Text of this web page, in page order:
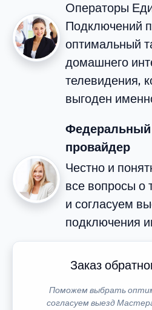
Операторы
Подключений
оптимальный
домашнего
телевидения,
выгоден
Федеральный
провайдер
Честно и
все вопросы о
и согласуем
подключения
Заказ
Поможем выбрать
согласуем выезд